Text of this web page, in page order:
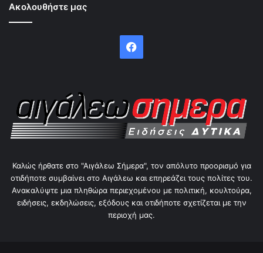
Ακολουθήστε μας
Facebook
Καλώς ήρθατε στο "Αιγάλεω Σήμερα", τον απόλυτο προορισμό για
οτιδήποτε συμβαίνει στο Αιγάλεω και επηρεάζει τους πολίτες του.
Ανακαλύψτε μια πληθώρα περιεχομένου με πολιτική, κουλτούρα,
ειδήσεις, εκδηλώσεις, εξόδους και οτιδήποτε σχετίζεται με την
περιοχή μας.